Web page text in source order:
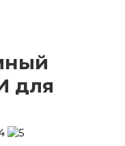
для